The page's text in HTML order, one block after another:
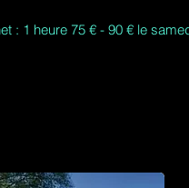
: 1 heure 75 € - 90 € le